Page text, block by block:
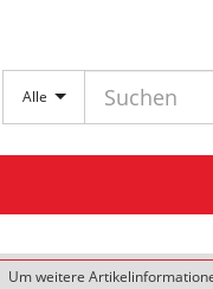
Alle
Um weitere